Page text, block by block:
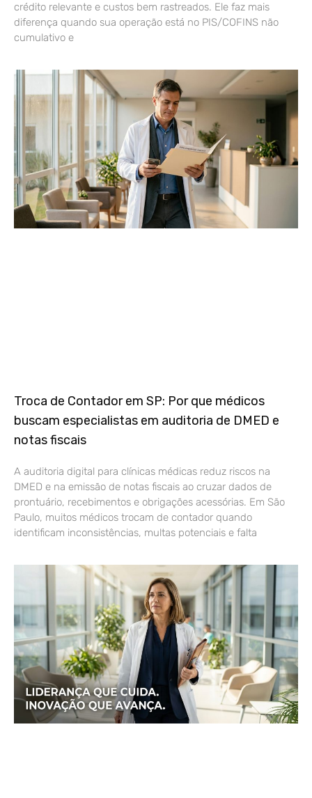
crédito relevante e custos bem rastreados. Ele faz mais
diferença quando sua operação está no PIS/COFINS não
cumulativo e
Troca de Contador em SP: Por que médicos
buscam especialistas em auditoria de DMED e
notas fiscais
A auditoria digital para clínicas médicas reduz riscos na
DMED e na emissão de notas fiscais ao cruzar dados de
prontuário, recebimentos e obrigações acessórias. Em São
Paulo, muitos médicos trocam de contador quando
identificam inconsistências, multas potenciais e falta